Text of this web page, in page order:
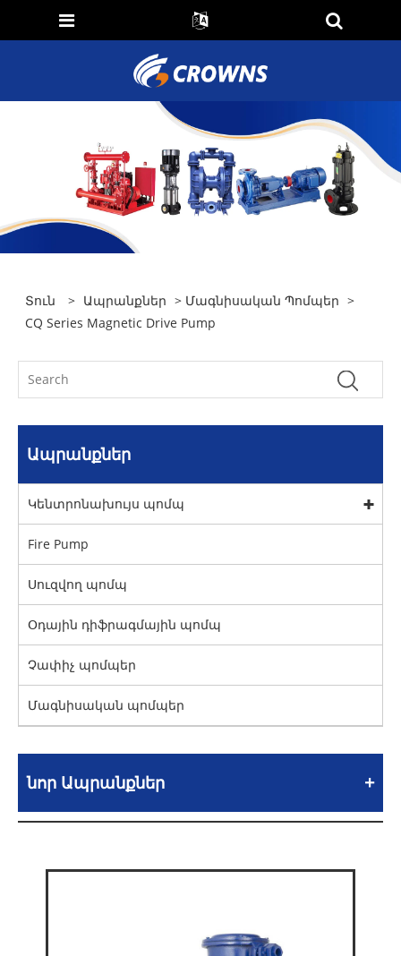
Տուն > Ապրանքներ > Մագնիսական Պոմպեր >
CQ Series Magnetic Drive Pump
Ապրանքներ
Կենտրոնախույս պոմպ
Fire Pump
Սուզվող պոմպ
Օդային դիֆրագմային պոմպ
Չափիչ պոմպեր
Մագնիսական պոմպեր
նոր Ապրանքներ